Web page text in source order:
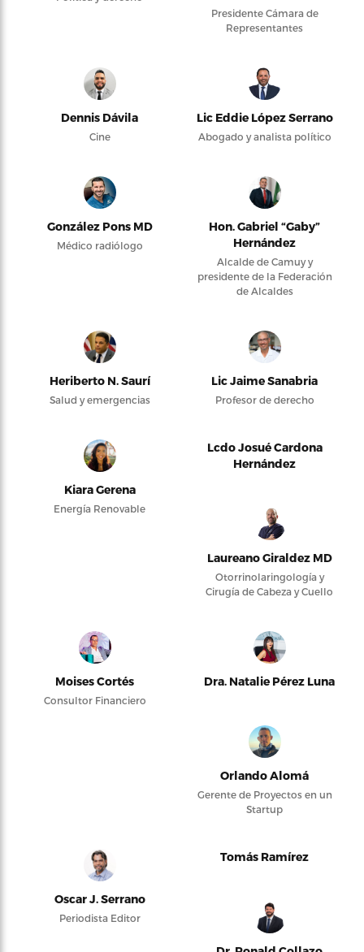
Presidente Cámara de
Representantes
Dennis Dávila
Cine
Lic Eddie López Serrano
Abogado y analista político
González Pons MD
Médico radiólogo
Hon. Gabriel “Gaby”
Hernández
Alcalde de Camuy y
presidente de la Federación
de Alcaldes
Heriberto N. Saurí
Salud y emergencias
Lic Jaime Sanabria
Profesor de derecho
Kiara Gerena
Energía Renovable
Lcdo Josué Cardona
Hernández
Laureano Giraldez MD
Otorrinolaringología y
Cirugía de Cabeza y Cuello
Moises Cortés
Consultor Financiero
Dra. Natalie Pérez Luna
Orlando Alomá
Gerente de Proyectos en un
Startup
Oscar J. Serrano
Periodista Editor
Tomás Ramírez